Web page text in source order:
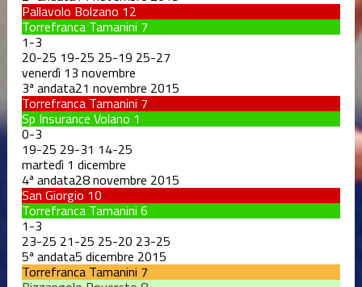
Pallavolo Bolzano 12
Torrefranca Tamanini 7
1-3
20-25 19-25 25-19 25-27
venerdì 13 novembre
3ª andata21 novembre 2015
Torrefranca Tamanini 7
Sp Insurance Volano 1
0-3
19-25 29-31 14-25
martedì 1 dicembre
4ª andata28 novembre 2015
San Giorgio 10
Torrefranca Tamanini 6
1-3
23-25 21-25 25-20 23-25
5ª andata5 dicembre 2015
Torrefranca Tamanini 7